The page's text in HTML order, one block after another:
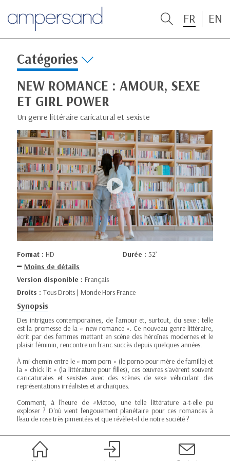
FR EN
Catégories
NEW ROMANCE : AMOUR, SEXE
ET GIRL POWER
Un genre littéraire caricatural et sexiste
Format : HD Durée : 52’
Moins de détails
Version disponible : Français
Droits : Tous Droits | Monde Hors France
Synopsis
Des intrigues contemporaines, de l'amour et, surtout, du sexe : telle
est la promesse de la « new romance ». Ce nouveau genre littéraire,
écrit par des femmes mettant en scène des héroïnes modernes et le
plaisir féminin, rencontre un franc succès depuis quelques années.
À mi-chemin entre le « mom porn » (le porno pour mère de famille) et
la « chick lit » (la littérature pour filles), ces œuvres s'avèrent souvent
caricaturales et sexistes avec des scènes de sexe véhiculant des
représentations irréalistes et archaïques.
Comment, à l'heure de #Metoo, une telle littérature a-t-elle pu
exploser ? D'où vient l'engouement planétaire pour ces romances à
l'eau de rose très pimentées et que révèle-t-il de notre société ?